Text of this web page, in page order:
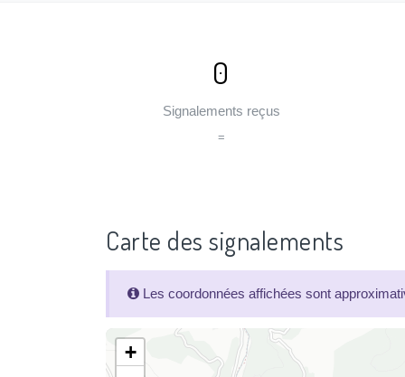
0
Signalements reçus
=
Carte des signalements
Les coordonnées affichées sont
+